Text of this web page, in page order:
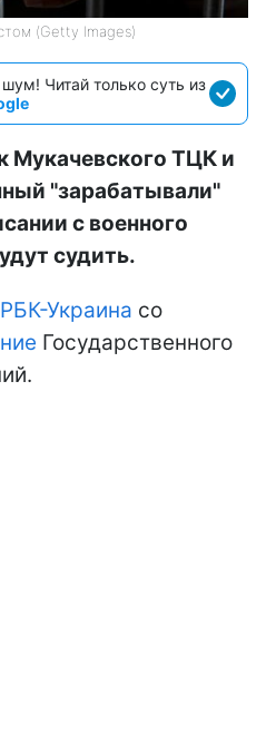
(Getty Images)
Читай только суть из
Мукачевского ТЦК и
"зарабатывали"
с военного
судить.
РБК-Украина со
Государственного